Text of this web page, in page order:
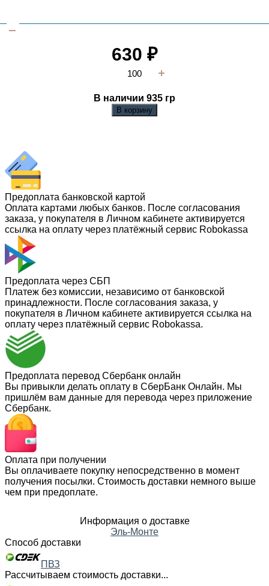
630 ₽
В наличии 935 гр
В корзину
Предоплата банковской картой
Оплата картами любых банков. После согласования
заказа, у покупателя в Личном кабинете активируется
ссылка на оплату через платёжный сервис Robokassa
Предоплата через СБП
Платеж без комиссии, независимо от банковской
принадлежности. После согласования заказа, у
покупателя в Личном кабинете активируется ссылка на
оплату через платёжный сервис Robokassa.
Предоплата перевод Сбербанк онлайн
Вы привыкли делать оплату в СберБанк Онлайн. Мы
пришлём вам данные для перевода через приложение
Сбербанк.
Оплата при получении
Вы оплачиваете покупку непосредственно в момент
получения посылки. Стоимость доставки немного выше
чем при предоплате.
Информация о доставке
Эль-Монте
Способ доставки
ПВЗ
Рассчитываем стоимость доставки...